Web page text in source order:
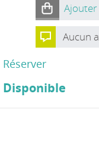
Aucun
Réserver
Disponible